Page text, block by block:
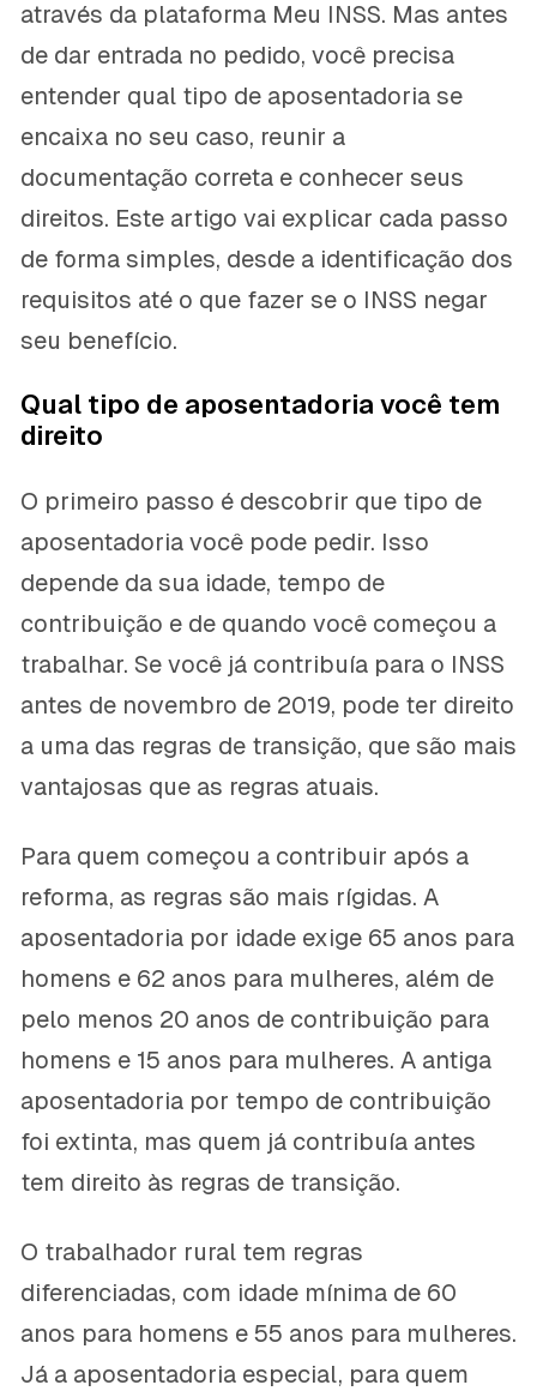
através da plataforma Meu INSS. Mas antes
de dar entrada no pedido, você precisa
entender qual tipo de aposentadoria se
encaixa no seu caso, reunir a
documentação correta e conhecer seus
direitos. Este artigo vai explicar cada passo
de forma simples, desde a identificação dos
requisitos até o que fazer se o INSS negar
seu benefício.
Qual tipo de aposentadoria você tem
direito
O primeiro passo é descobrir que tipo de
aposentadoria você pode pedir. Isso
depende da sua idade, tempo de
contribuição e de quando você começou a
trabalhar. Se você já contribuía para o INSS
antes de novembro de 2019, pode ter direito
a uma das regras de transição, que são mais
vantajosas que as regras atuais.
Para quem começou a contribuir após a
reforma, as regras são mais rígidas. A
aposentadoria por idade exige 65 anos para
homens e 62 anos para mulheres, além de
pelo menos 20 anos de contribuição para
homens e 15 anos para mulheres. A antiga
aposentadoria por tempo de contribuição
foi extinta, mas quem já contribuía antes
tem direito às regras de transição.
O trabalhador rural tem regras
diferenciadas, com idade mínima de 60
anos para homens e 55 anos para mulheres.
Já a aposentadoria especial, para quem